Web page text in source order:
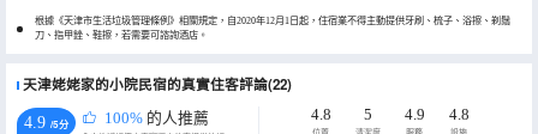
根據《天津市生活垃圾管理條例》相關規定，自2020年12月1日起，住宿業不得主動提供牙刷、梳子、浴擦、剃鬚
刀、指甲銼、鞋擦，若需要可諮詢酒店。
天津姥姥家的小院民宿的真實住客評論(22)
4.9 /5分 100% 的人推薦 4.8 5 4.9 4.8